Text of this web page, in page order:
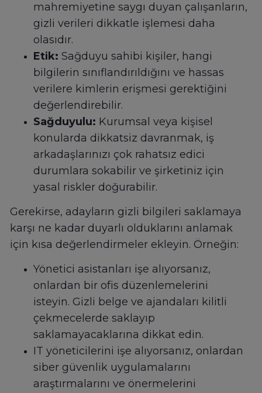
mahremiyetine saygı duyan çalışanların,
gizli verileri dikkatle işlemesi daha
olasıdır.
Etik: Sağduyu sahibi kişiler, hangi
bilgilerin sınıflandırıldığını ve hassas
verilere kimlerin erişmesi gerektiğini
değerlendirebilir.
Sağduyulu: Kurumsal veya kişisel
konularda dikkatsiz davranmak, iş
arkadaşlarınızı çok rahatsız edici
durumlara sokabilir ve şirketiniz için
yasal riskler doğurabilir.
Gerekirse, adayların gizli bilgileri saklamaya
karşı ne kadar duyarlı olduklarını anlamak
için kısa değerlendirmeler ekleyin. Örneğin:
Yönetici asistanları işe alıyorsanız,
onlardan bir ofis düzenlemelerini
isteyin. Gizli belge ve ajandaları kilitli
çekmecelerde saklayıp
saklamayacaklarına dikkat edin.
IT yöneticilerini işe alıyorsanız, onlardan
siber güvenlik uygulamalarını
araştırmalarını ve önermelerini